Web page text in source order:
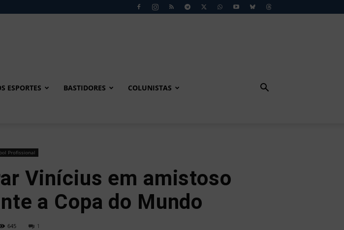
ESPORTES BASTIDORES COLUNISTAS
Profissional
Vinícius em amistoso
a Copa do Mundo
645 1